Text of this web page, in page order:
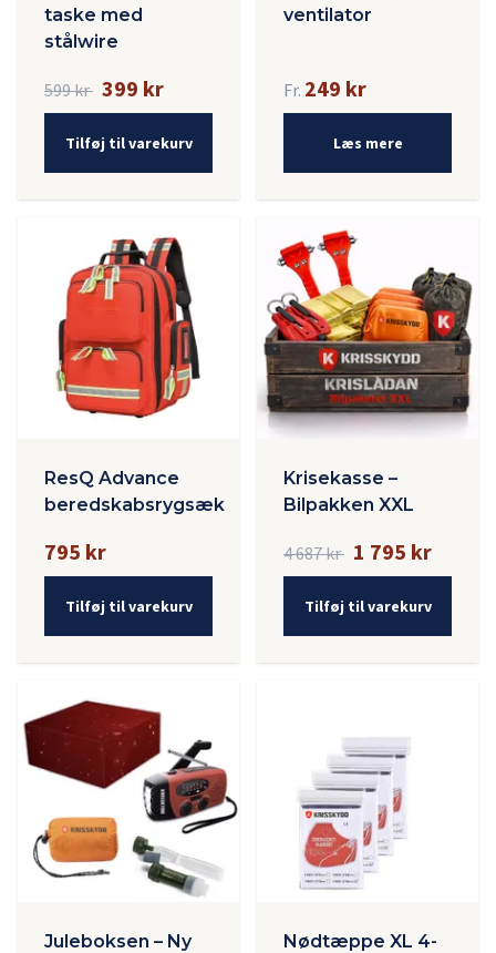
taske med
stålwire
599 kr 399 kr
Tilføj til varekurv
ventilator
Fr. 249 kr
Læs mere
ResQ Advance
beredskabsrygsæk
795 kr
Tilføj til varekurv
Krisekasse –
Bilpakken XXL
4 687 kr 1 795 kr
Tilføj til varekurv
Juleboksen – Ny
Nødtæppe XL 4-